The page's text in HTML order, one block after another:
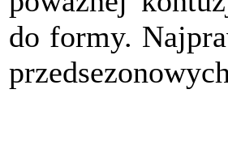
do formy.